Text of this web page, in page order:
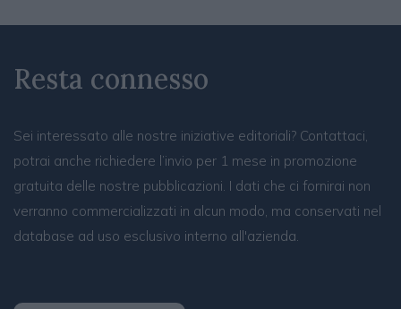
Resta connesso
Sei interessato alle nostre iniziative editoriali? Contattaci,
potrai anche richiedere l’invio per 1 mese in promozione
gratuita delle nostre pubblicazioni. I dati che ci fornirai non
verranno commercializzati in alcun modo, ma conservati nel
database ad uso esclusivo interno all'azienda.